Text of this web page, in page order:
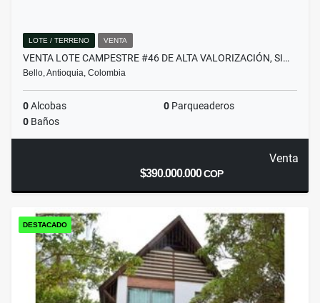
LOTE / TERRENO VENTA
VENTA LOTE CAMPESTRE #46 DE ALTA VALORIZACIÓN, SI…
Bello, Antioquia, Colombia
0Alcobas 0 Parqueaderos
0 Baños
Venta
$390.000.000COP
DESTACADO